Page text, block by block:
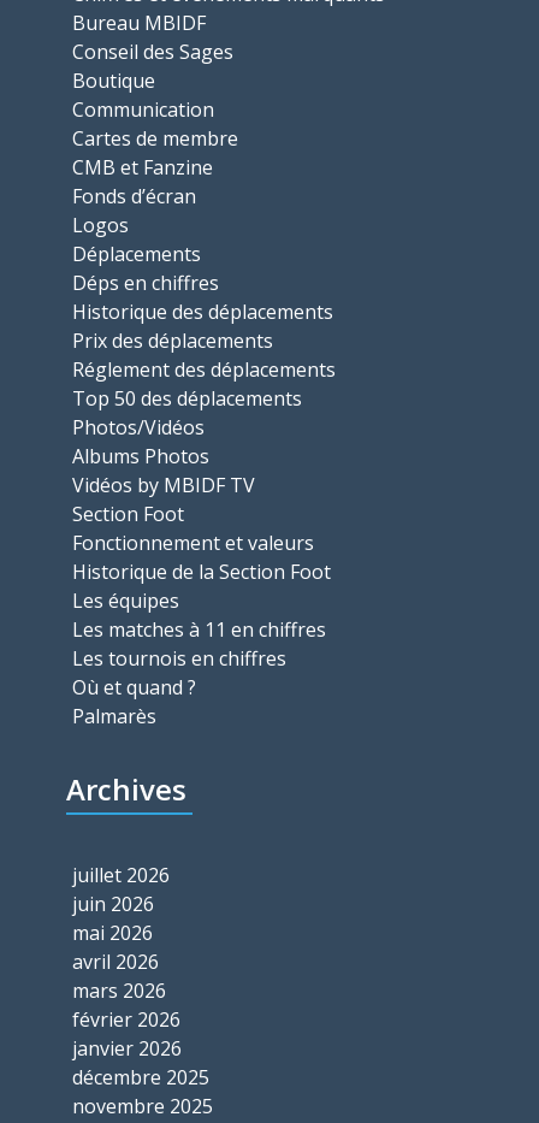
Bureau MBIDF
Conseil des Sages
Boutique
Communication
Cartes de membre
CMB et Fanzine
Fonds d’écran
Logos
Déplacements
Déps en chiffres
Historique des déplacements
Prix des déplacements
Réglement des déplacements
Top 50 des déplacements
Photos/Vidéos
Albums Photos
Vidéos by MBIDF TV
Section Foot
Fonctionnement et valeurs
Historique de la Section Foot
Les équipes
Les matches à 11 en chiffres
Les tournois en chiffres
Où et quand ?
Palmarès
Archives
juillet 2026
juin 2026
mai 2026
avril 2026
mars 2026
février 2026
janvier 2026
décembre 2025
novembre 2025